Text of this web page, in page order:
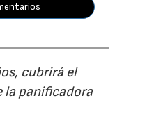
cubrirá el
la panificadora